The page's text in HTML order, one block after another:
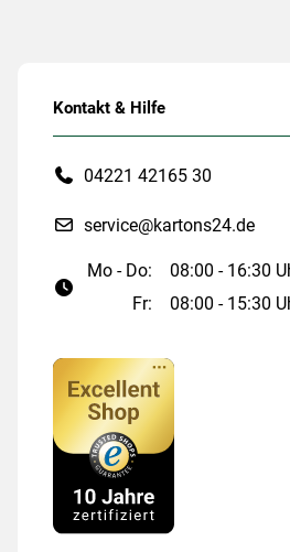
Kontakt & Hilfe
04221 42165 30
service@kartons24.de
Mo - Do:
08:00 - 16:30
Fr:
08:00 - 15:30